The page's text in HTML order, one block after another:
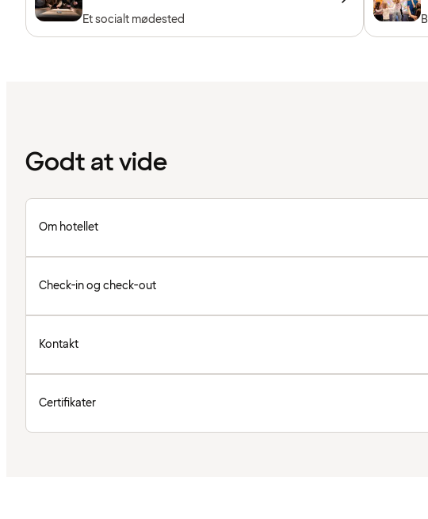
Et socialt mødested
Godt at vide
Om hotellet
Check-in og check-out
Kontakt
Certifikater